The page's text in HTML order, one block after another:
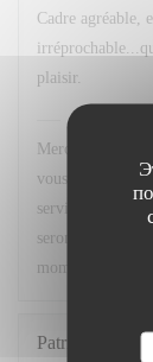
Cadre agréable,
plaisir.
Merci beaucoup
vous ayez
service. Votre
serons très
moment
Patricia